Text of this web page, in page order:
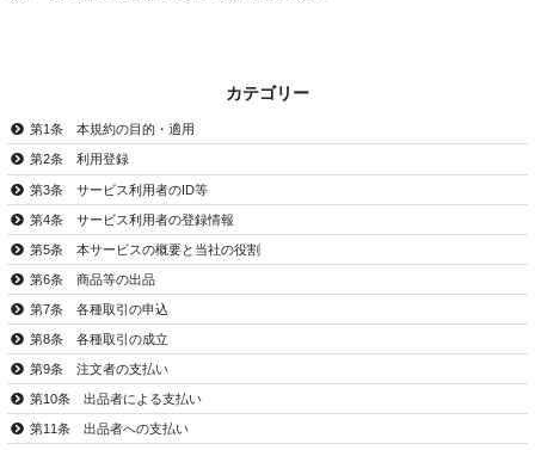
カテゴリー
第1条 本規約の目的・適用
第2条 利用登録
第3条 サービス利用者のID等
第4条 サービス利用者の登録情報
第5条 本サービスの概要と当社の役割
第6条 商品等の出品
第7条 各種取引の申込
第8条 各種取引の成立
第9条 注文者の支払い
第10条 出品者による支払い
第11条 出品者への支払い